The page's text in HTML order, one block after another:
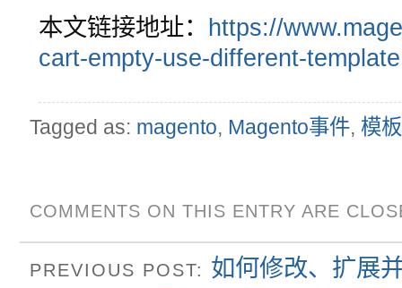
本文链接地址： https://
cart-empty-use-different-
Tagged as: magento, Magento事件, 模
COMMENTS ON THIS ENTRY ARE
PREVIOUS POST: 如何修改、扩展